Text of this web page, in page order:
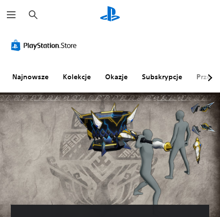
y
s
k
a
Najnowsze Kolekcje Okazje Subskrypcje